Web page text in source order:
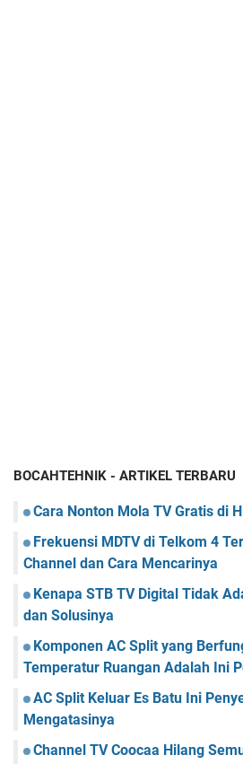
BOCAHTEHNIK - ARTIKEL TERBARU
Cara Nonton Mola TV Gratis di
Frekuensi MDTV di Telkom 4
Channel dan Cara Mencarinya
Kenapa STB TV Digital Tidak
dan Solusinya
Komponen AC Split yang
Temperatur Ruangan Adalah Ini
AC Split Keluar Es Batu Ini
Mengatasinya
Channel TV Coocaa Hilang